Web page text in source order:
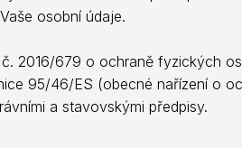
osobní údaje.
2016/679 o ochraně fyzických
95/46/ES (obecné nařízení o
a stavovskými předpisy.